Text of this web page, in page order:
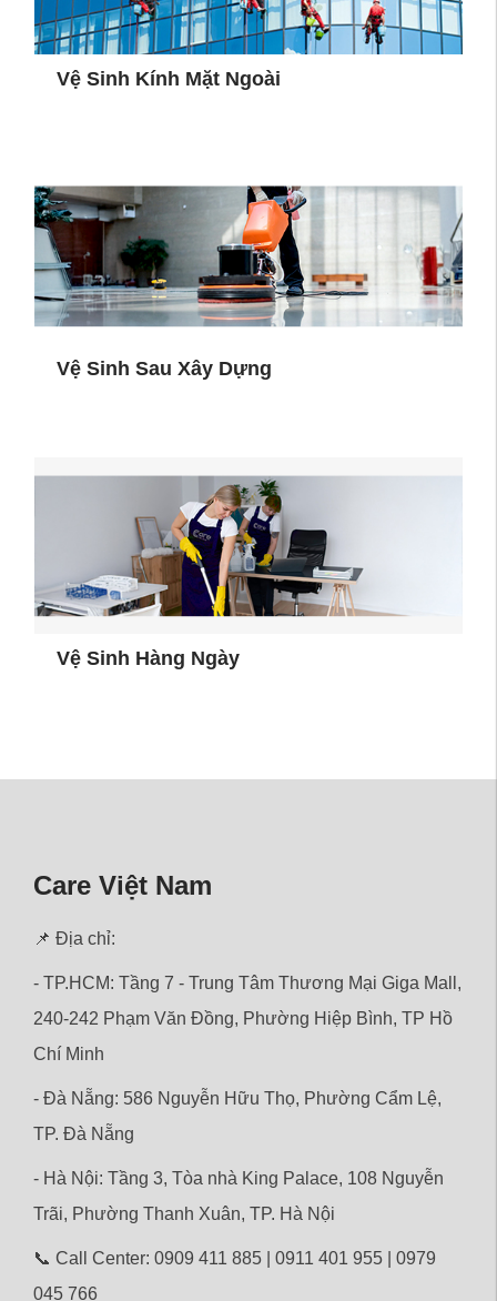
Vệ Sinh Kính Mặt Ngoài
Vệ Sinh Sau Xây Dựng
Vệ Sinh Hàng Ngày
Care Việt Nam
📌 Địa chỉ:
- TP.HCM: Tầng 7 - Trung Tâm Thương Mại Giga Mall,
240-242 Phạm Văn Đồng, Phường Hiệp Bình, TP Hồ
Chí Minh
- Đà Nẵng: 586 Nguyễn Hữu Thọ, Phường Cẩm Lệ,
TP. Đà Nẵng
- Hà Nội: Tầng 3, Tòa nhà King Palace, 108 Nguyễn
Trãi, Phường Thanh Xuân, TP. Hà Nội
📞 Call Center: 0909 411 885 | 0911 401 955 | 0979
045 766